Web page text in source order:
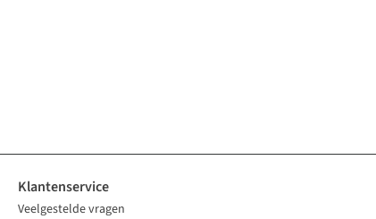
Klantenservice
Veelgestelde vragen